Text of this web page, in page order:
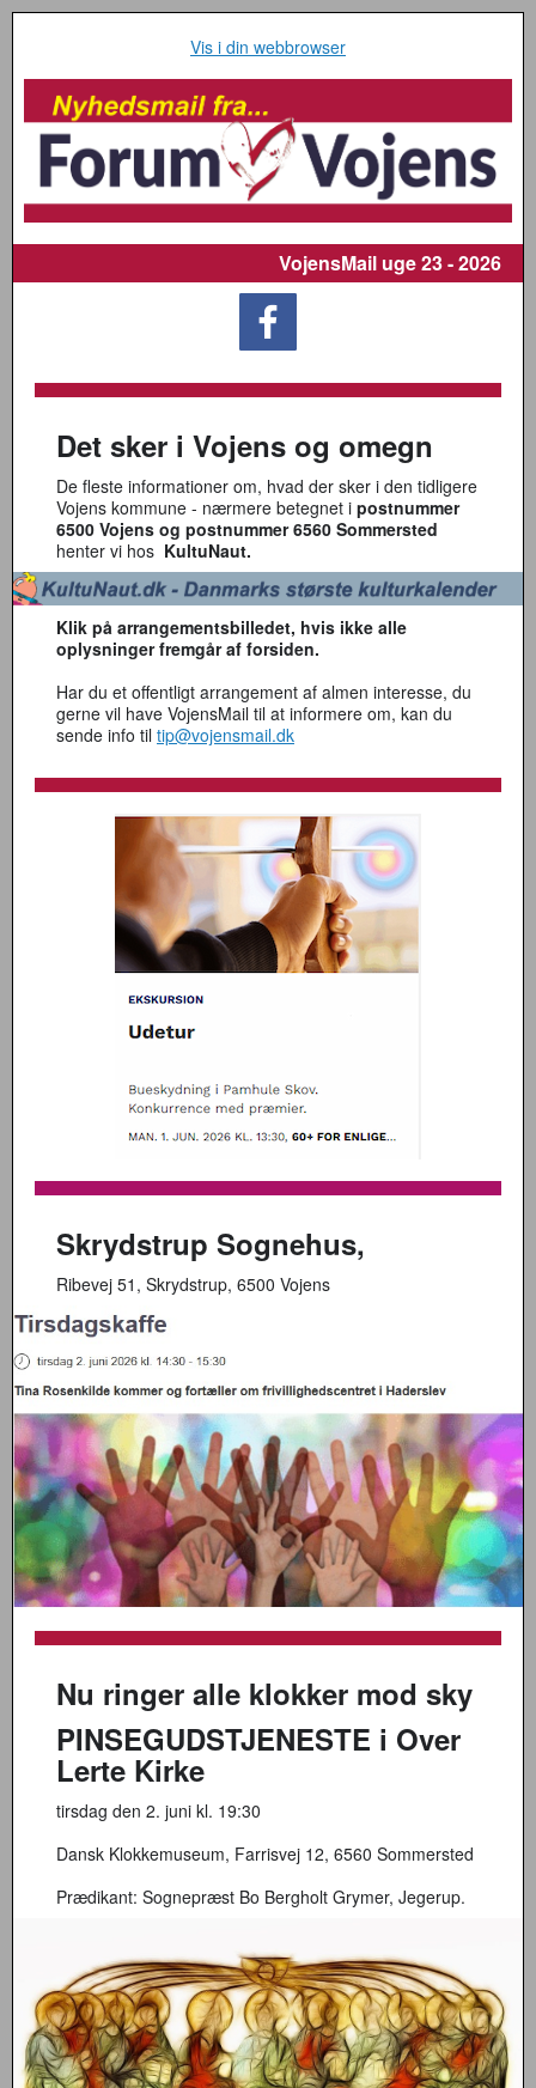
Vis i din webbrowser
VojensMail uge 23 - 2026
Det sker i Vojens og omegn
De fleste informationer om, hvad der sker i den tidligere
Vojens kommune - nærmere betegnet i postnummer
6500 Vojens og postnummer 6560 Sommersted
henter vi hos KultuNaut.
Klik på arrangementsbilledet, hvis ikke alle
oplysninger fremgår af forsiden.
Har du et offentligt arrangement af almen interesse, du
gerne vil have VojensMail til at informere om, kan du
sende info til tip@vojensmail.dk
Skrydstrup Sognehus,
Ribevej 51, Skrydstrup, 6500 Vojens
Nu ringer alle klokker mod sky
PINSEGUDSTJENESTE i Over
Lerte Kirke
tirsdag den 2. juni kl. 19:30
Dansk Klokkemuseum, Farrisvej 12, 6560 Sommersted
Prædikant: Sognepræst Bo Bergholt Grymer, Jegerup.